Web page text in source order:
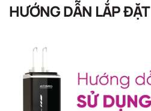
HƯỚNG DẪN LẮP ĐẶT